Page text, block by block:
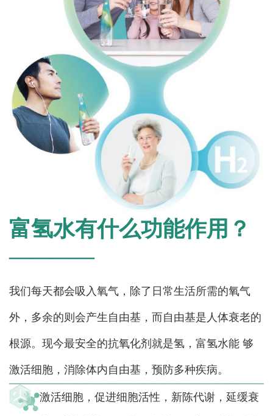
富氢水有什么功能作用？
————
我们每天都会吸入氧气，除了日常生活所需的氧气
外，多余的则会产生自由基，而自由基是人体衰老的
根源。现今最安全的抗氧化剂就是氢，富氢水能 够
激活细胞，消除体内自由基，预防多种疾病。
激活细胞，促进细胞活性，新陈代谢，延缓衰